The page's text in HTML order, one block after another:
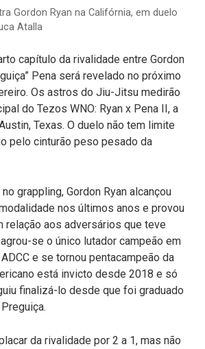
Gordon Ryan na Califórnia, em duelo
Atalla
capítulo da rivalidade entre Gordon
Pena será revelado no próximo
Os astros do Jiu-Jitsu medirão
do Tezos WNO: Ryan x Pena II, a
Texas. O duelo não tem limite
pelo cinturão peso pesado da
grappling, Gordon Ryan alcançou
nos últimos anos e provou
relação aos adversários que teve
se o único lutador campeão em
e se tornou pentacampeão da
está invicto desde 2018 e só
finalizá-lo desde que foi graduado
da rivalidade por 2 a 1, mas não